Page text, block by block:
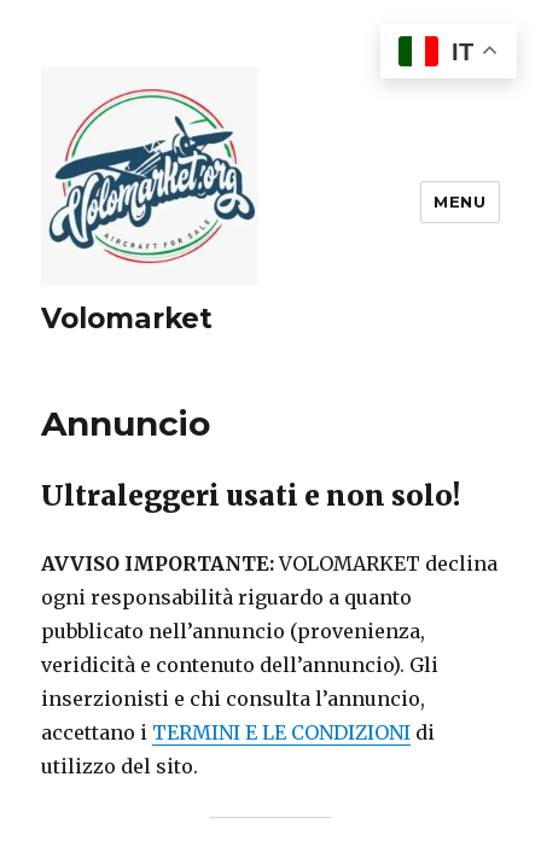
Volomarket
MENU
Annuncio
Ultraleggeri usati e non solo!
AVVISO IMPORTANTE:VOLOMARKET declina
ogni responsabilità riguardo a quanto
pubblicato nell’annuncio (provenienza,
veridicità e contenuto dell’annuncio). Gli
inserzionisti e chi consulta l’annuncio,
accettano i TERMINI E LE CONDIZIONI di
utilizzo del sito.
IT